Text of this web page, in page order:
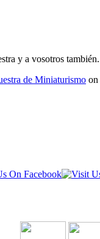
y a vosotros también.
de Miniaturismo on